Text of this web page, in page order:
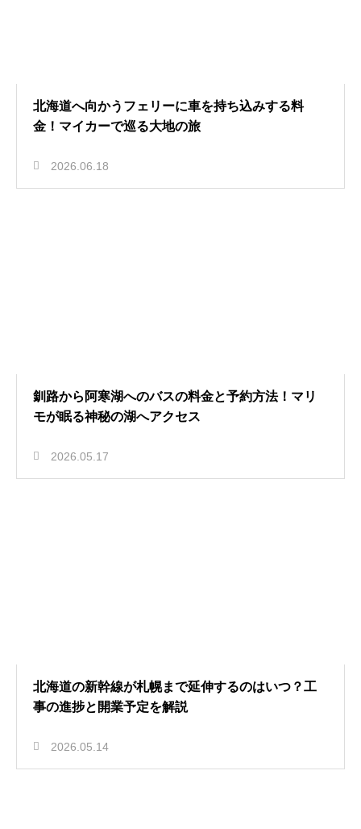
北海道へ向かうフェリーに車を持ち込みする料
金！マイカーで巡る大地の旅
2026.06.18
釧路から阿寒湖へのバスの料金と予約方法！マリ
モが眠る神秘の湖へアクセス
2026.05.17
北海道の新幹線が札幌まで延伸するのはいつ？工
事の進捗と開業予定を解説
2026.05.14